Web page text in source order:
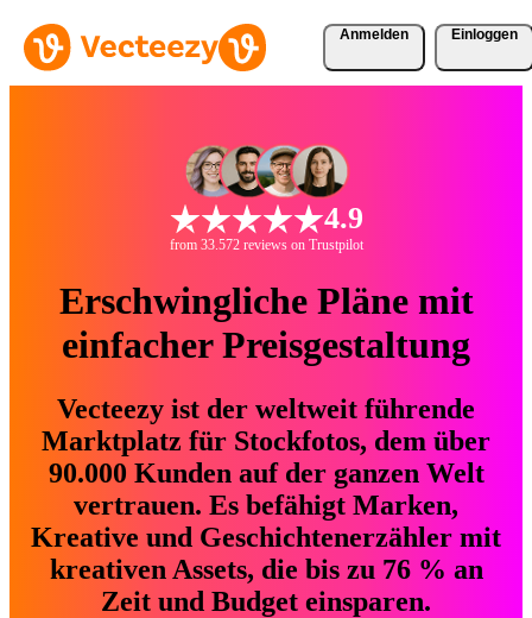
Anmelden Einloggen
4.9
from 33.572 reviews on Trustpilot
Erschwingliche Pläne mit
einfacher Preisgestaltung
Vecteezy ist der weltweit führende
Marktplatz für Stockfotos, dem über
90.000 Kunden auf der ganzen Welt
vertrauen. Es befähigt Marken,
Kreative und Geschichtenerzähler mit
kreativen Assets, die bis zu 76 % an
Zeit und Budget einsparen.